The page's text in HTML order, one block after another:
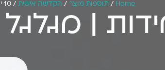
Home
/ תוספות מוצר / הקדשה אישית / 10 יחידות | מגלגל סיגריות מעץ